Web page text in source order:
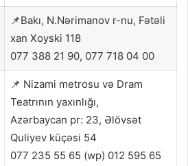
📌Bakı, N.Nərimanov r-nu, Fətəli
xan Xoyski 118
077 388 21 90, 077 718 04 00
📌 Nizami metrosu və Dram
Teatrının yaxınlığı,
Azərbaycan pr: 23, Əlövsət
Quliyev küçəsi 54
077 235 55 65 (wp) 012 595 65